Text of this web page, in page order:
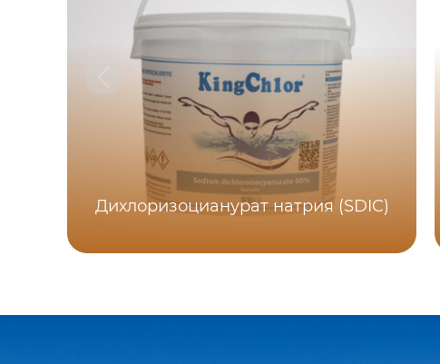
Дихлоризоцианурат натрия (SDIC)